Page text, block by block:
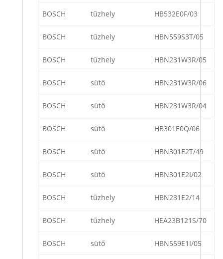
BOSCH tűzhely HB532E0F/03
BOSCH tűzhely HBN559S3T/05
BOSCH tűzhely HBN231W3R/05
BOSCH sütő HBN231W3R/06
BOSCH sütő HBN231W3R/04
BOSCH sütő HB301E0Q/06
BOSCH sütő HBN301E2T/49
BOSCH sütő HBN301E2I/02
BOSCH tűzhely HBN231E2/14
BOSCH tűzhely HEA23B121S/70
BOSCH sütő HBN559E1I/05